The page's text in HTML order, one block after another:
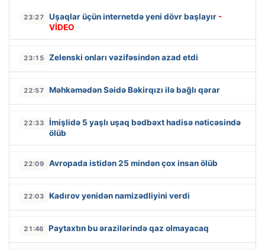
23:27 Uşaqlar üçün internetdə yeni dövr başlayır -
VİDEO
23:15 Zelenski onları vəzifəsindən azad etdi
22:57 Məhkəmədən Səidə Bəkirqızı ilə bağlı qərar
22:33
İmişlidə 5 yaşlı uşaq bədbəxt hadisə nəticəsində
ölüb
22:09 Avropada istidən 25 mindən çox insan ölüb
22:03 Kadırov yenidən namizədliyini verdi
21:46 Paytaxtın bu ərazilərində qaz olmayacaq